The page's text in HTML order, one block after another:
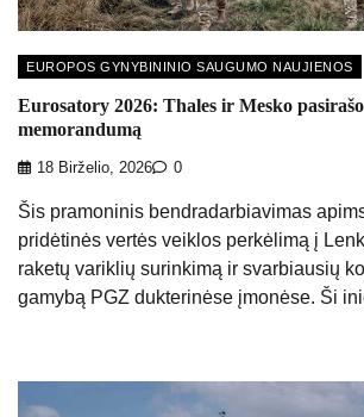
EUROPOS GYNYBININIO SAUGUMO NAUJIENOS
Eurosatory 2026: Thales ir Mesko
memorandumą
18 Birželio, 2026 0
Šis pramoninis bendradarbiavimas
pridėtinės vertės veiklos perkėlimą į
raketų variklių surinkimą ir svarbiausių
gamybą PGZ dukterinėse įmonėse. Ši